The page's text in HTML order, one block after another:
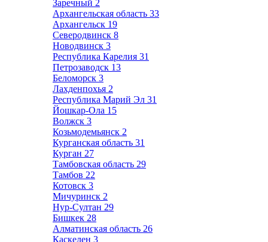
Заречный 2
Архангельская область 33
Архангельск 19
Северодвинск 8
Новодвинск 3
Республика Карелия 31
Петрозаводск 13
Беломорск 3
Лахденпохья 2
Республика Марий Эл 31
Йошкар-Ола 15
Волжск 3
Козьмодемьянск 2
Курганская область 31
Курган 27
Тамбовская область 29
Тамбов 22
Котовск 3
Мичуринск 2
Нур-Султан 29
Бишкек 28
Алматинская область 26
Каскелен 3